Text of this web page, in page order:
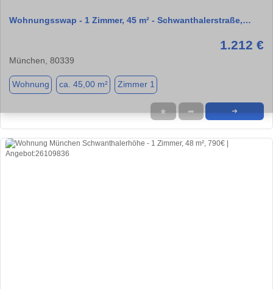
Wohnungsswap - 1 Zimmer, 45 m² - Schwanthalerstraße,…
1.212 €
München, 80339
Wohnung ca. 45,00 m² Zimmer 1
★ ➦ ➜